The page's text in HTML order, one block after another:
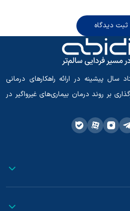
ثبت دیدگاه
سال پیشینه در ارائه راهکارهای درمانی
بر روند درمان بیماری‌های غیرواگیر در